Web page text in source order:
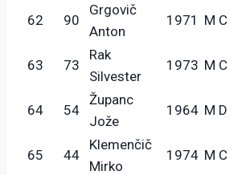
62 90
Grgovič
Anton
1971 M C
63 73
Rak
Silvester
1973 M C
64 54
Županc
Jože
1964 M D
65 44
Klemenčič
Mirko
1974 M C